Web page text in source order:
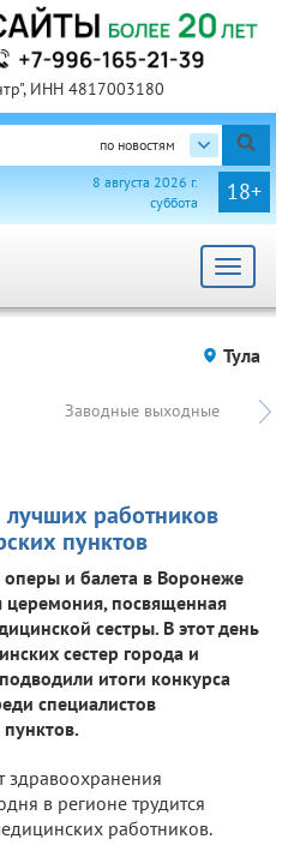
ИНН 4817003180
по новостям
18+
8 августа 2026 г.
суббота
Toggle
Тула
Заводные выходные
работников
пунктов
оперы и балета в Воронеже
церемония, посвященная
сестры. В этот день
сестер города и
итоги конкурса
специалистов
здравоохранения
в регионе трудится
работников.